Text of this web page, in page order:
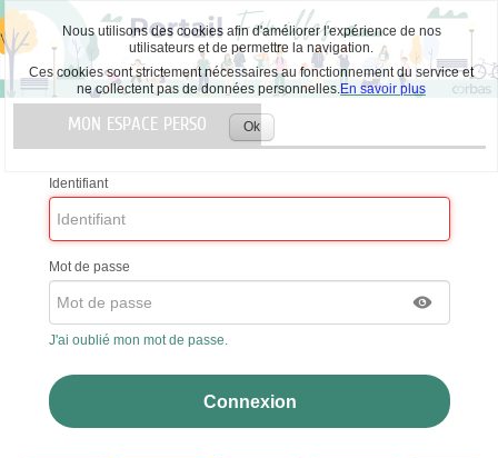
Nous utilisons des cookies afin d'améliorer l'expérience de nos
utilisateurs et de permettre la navigation.
Ces cookies sont strictement nécessaires au fonctionnement du service et
ne collectent pas de données personnelles.En savoir plus
Ok
Accepter
MON ESPACE PERSO
Identifiant
Mot de passe
J'ai oublié mon mot de passe.